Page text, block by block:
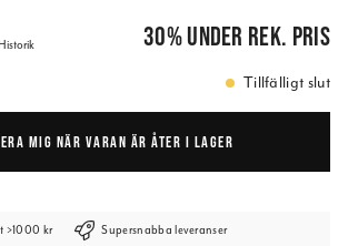
79,00 kr
30%under rek. pris
Tillfälligt slut
MIG NÄR VARAN ÄR ÅTER I LAGER
>1000 kr Supersnabba leveranser